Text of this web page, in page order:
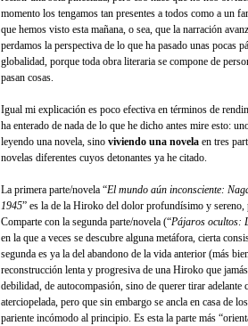
momento los tengamos tan presentes a todos como a un
que hemos visto esta mañana, o sea, que la narración
perdamos la perspectiva de lo que ha pasado unas pocas
globalidad, porque toda obra literaria se compone de
pasan cosas.
Igual mi explicación es poco efectiva en términos de
ha enterado de nada de lo que he dicho antes mire esto:
leyendo una novela, sino viviendo una novela en tres
novelas diferentes cuyos detonantes ya he citado.
La primera parte/novela “El mundo aún inconsciente:
1945” es la de la Hiroko del dolor profundísimo y sereno,
Comparte con la segunda parte/novela (“Pájaros ocultos:
en la que a veces se descubre alguna metáfora, cierta
segunda es ya la del abandono de la vida anterior (más
reconstrucción lenta y progresiva de una Hiroko que
debilidad, de autocompasión, sino de querer tirar adelante
aterciopelada, pero que sin embargo se ancla en casa de
pariente incómodo al principio. Es esta la parte más